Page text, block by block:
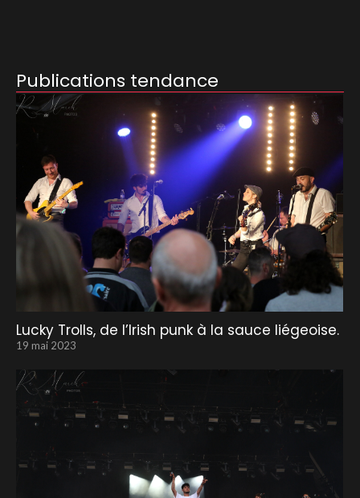
Publications tendance
Lucky Trolls, de l’Irish punk à la sauce liégeoise.
19 mai 2023